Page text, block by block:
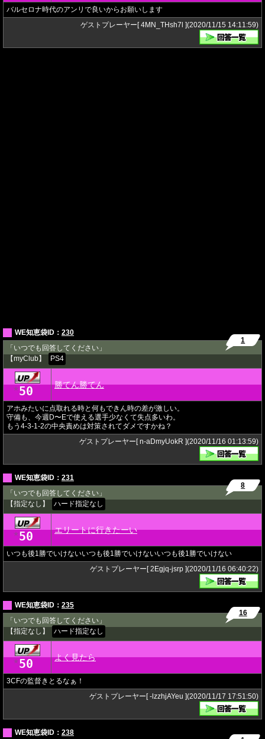
バルセロナ時代のアンリで良いからお願いします
ゲストプレーヤー[ 4MN_THsh7l ](2020/11/15 14:11:59)
WE知恵袋ID： 230
「いつでも回答してください」
【myClub】
PS4
1
★ 50 勝てん勝てん
アホみたいに点取れる時と何もできん時の差が激しい。
守備も、今週D〜Eで使える選手少なくて失点多いわ。
もう4-3-1-2の中央責めは対策されてダメですかね？
ゲストプレーヤー[ n-aDmyUokR ](2020/11/16 01:13:59)
WE知恵袋ID： 231
「いつでも回答してください」
【指定なし】
ハード指定なし
8
★ 50 エリートに行きたーい
いつも後1勝でいけないいつも後1勝でいけないいつも後1勝でいけない
ゲストプレーヤー[ 2Egjq-jsrp ](2020/11/16 06:40:22)
WE知恵袋ID： 235
「いつでも回答してください」
【指定なし】
ハード指定なし
16
★ 50 よく見たら
3CFの監督きとるなぁ！
ゲストプレーヤー[ -lzzhjAYeu ](2020/11/17 17:51:50)
WE知恵袋ID： 238